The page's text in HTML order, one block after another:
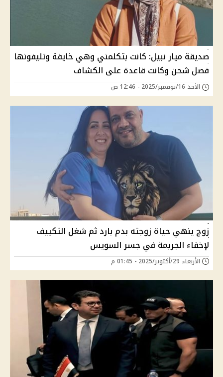
صديقة ميار نبيل: كانت بتكلمني وهي خايفة وتليفونها
فصل شحن وكانت قاعدة على الكشاف
الأحد 16/نوفمبر/2025 - 12:46 ص
زوج ينهي حياة زوجته بدم بارد ثم شغل التكييف
لإخفاء الجريمة في جسر السويس
الأربعاء 29/أكتوبر/2025 - 01:45 م